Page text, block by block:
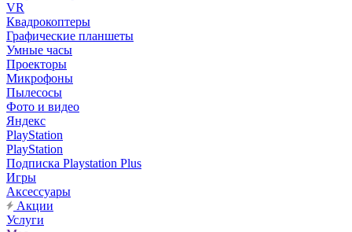
VR
Квадрокоптеры
Графические планшеты
Умные часы
Проекторы
Микрофоны
Пылесосы
Фото и видео
Яндекс
PlayStation
PlayStation
Подписка Playstation Plus
Игры
Аксессуары
Акции
Услуги